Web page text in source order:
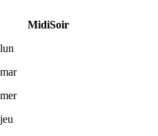
MidiSoir
lun
mar
mer
jeu